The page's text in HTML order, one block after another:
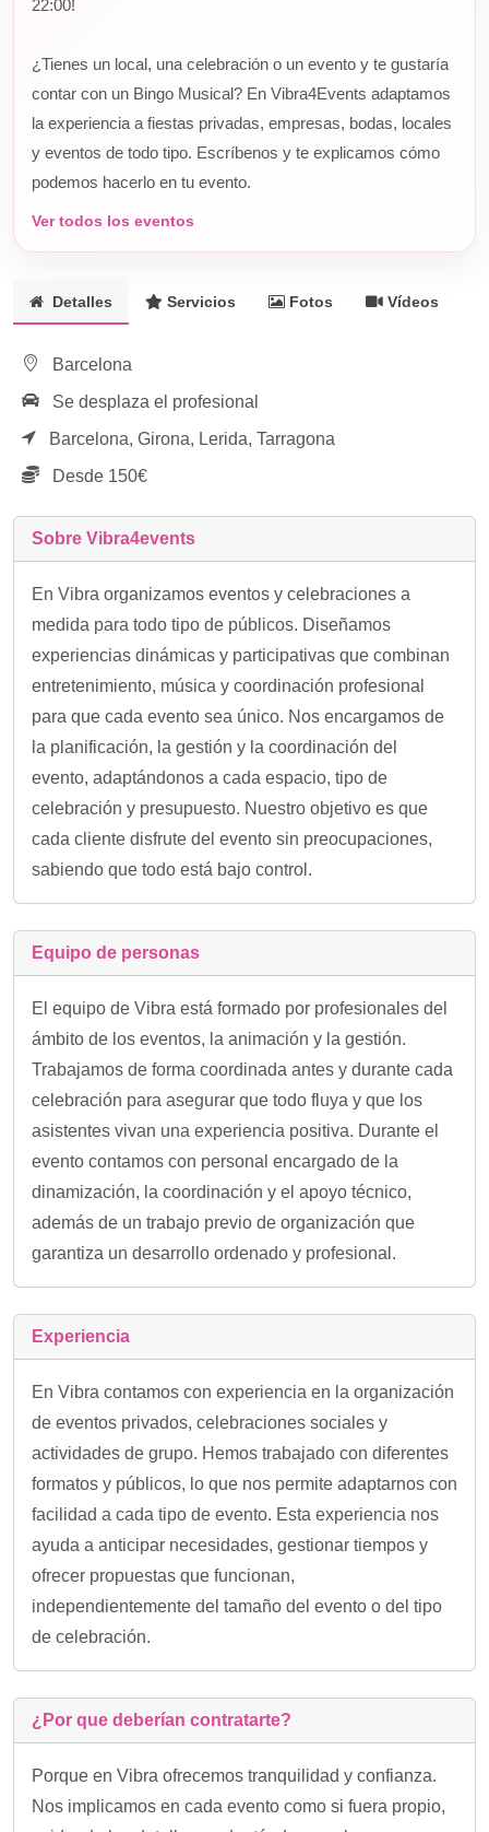
22:00!
¿Tienes un local, una celebración o un evento y te gustaría
contar con un Bingo Musical? En Vibra4Events adaptamos
la experiencia a fiestas privadas, empresas, bodas, locales
y eventos de todo tipo. Escríbenos y te explicamos cómo
podemos hacerlo en tu evento.
Ver todos los eventos
Detalles Servicios Fotos Vídeos
Barcelona
Se desplaza el profesional
Barcelona, Girona, Lerida, Tarragona
Desde 150€
Sobre Vibra4events
En Vibra organizamos eventos y celebraciones a
medida para todo tipo de públicos. Diseñamos
experiencias dinámicas y participativas que combinan
entretenimiento, música y coordinación profesional
para que cada evento sea único. Nos encargamos de
la planificación, la gestión y la coordinación del
evento, adaptándonos a cada espacio, tipo de
celebración y presupuesto. Nuestro objetivo es que
cada cliente disfrute del evento sin preocupaciones,
sabiendo que todo está bajo control.
Equipo de personas
El equipo de Vibra está formado por profesionales del
ámbito de los eventos, la animación y la gestión.
Trabajamos de forma coordinada antes y durante cada
celebración para asegurar que todo fluya y que los
asistentes vivan una experiencia positiva. Durante el
evento contamos con personal encargado de la
dinamización, la coordinación y el apoyo técnico,
además de un trabajo previo de organización que
garantiza un desarrollo ordenado y profesional.
Experiencia
En Vibra contamos con experiencia en la organización
de eventos privados, celebraciones sociales y
actividades de grupo. Hemos trabajado con diferentes
formatos y públicos, lo que nos permite adaptarnos con
facilidad a cada tipo de evento. Esta experiencia nos
ayuda a anticipar necesidades, gestionar tiempos y
ofrecer propuestas que funcionan,
independientemente del tamaño del evento o del tipo
de celebración.
¿Por que deberían contratarte?
Porque en Vibra ofrecemos tranquilidad y confianza.
Nos implicamos en cada evento como si fuera propio,